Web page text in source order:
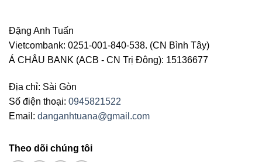
Đặng Anh Tuấn
Vietcombank: 0251-001-840-538. (CN Bình Tây)
Á CHÂU BANK (ACB - CN Trị Đông): 15136677
Địa chỉ: Sài Gòn
Số điện thoại: 0945821522
Email: danganhtuana@gmail.com
Theo dõi chúng tôi